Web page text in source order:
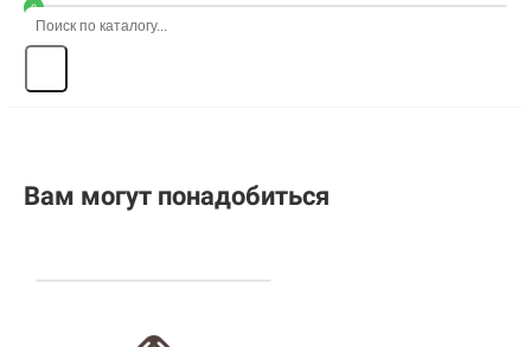
0
Вам могут понадобиться